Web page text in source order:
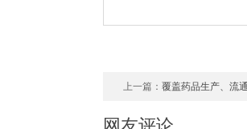
上一篇： 覆盖药品生产、流